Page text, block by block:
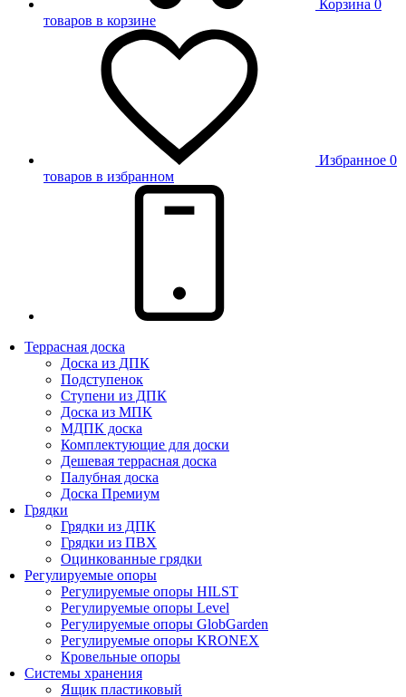
Корзина 0
товаров в корзине
Избранное 0
товаров в избранном
Террасная доска
Доска из ДПК
Подступенок
Ступени из ДПК
Доска из МПК
МДПК доска
Комплектующие для доски
Дешевая террасная доска
Палубная доска
Доска Премиум
Грядки
Грядки из ДПК
Грядки из ПВХ
Оцинкованные грядки
Регулируемые опоры
Регулируемые опоры HILST
Регулируемые опоры Level
Регулируемые опоры GlobGarden
Регулируемые опоры KRONEX
Кровельные опоры
Системы хранения
Ящик пластиковый